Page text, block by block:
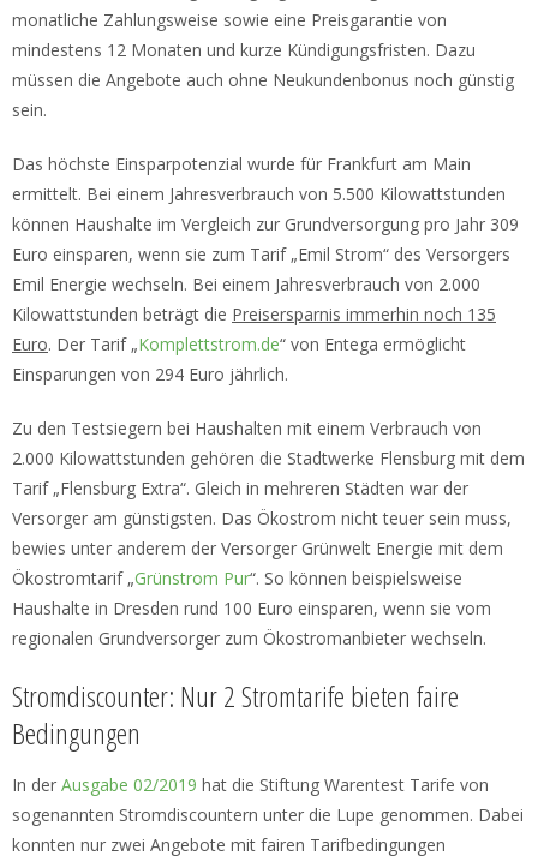
monatliche Zahlungsweise sowie eine Preisgarantie von
mindestens 12 Monaten und kurze Kündigungsfristen. Dazu
müssen die Angebote auch ohne Neukundenbonus noch günstig
sein.
Das höchste Einsparpotenzial wurde für Frankfurt am Main
ermittelt. Bei einem Jahresverbrauch von 5.500 Kilowattstunden
können Haushalte im Vergleich zur Grundversorgung pro Jahr 309
Euro einsparen, wenn sie zum Tarif „Emil Strom“ des Versorgers
Emil Energie wechseln. Bei einem Jahresverbrauch von 2.000
Kilowattstunden beträgt die Preisersparnis immerhin noch 135
Euro. Der Tarif „Komplettstrom.de“ von Entega ermöglicht
Einsparungen von 294 Euro jährlich.
Zu den Testsiegern bei Haushalten mit einem Verbrauch von
2.000 Kilowattstunden gehören die Stadtwerke Flensburg mit dem
Tarif „Flensburg Extra“. Gleich in mehreren Städten war der
Versorger am günstigsten. Das Ökostrom nicht teuer sein muss,
bewies unter anderem der Versorger Grünwelt Energie mit dem
Ökostromtarif „Grünstrom Pur“. So können beispielsweise
Haushalte in Dresden rund 100 Euro einsparen, wenn sie vom
regionalen Grundversorger zum Ökostromanbieter wechseln.
Stromdiscounter: Nur 2 Stromtarife bieten faire
Bedingungen
In der Ausgabe 02/2019 hat die Stiftung Warentest Tarife von
sogenannten Stromdiscountern unter die Lupe genommen. Dabei
konnten nur zwei Angebote mit fairen Tarifbedingungen